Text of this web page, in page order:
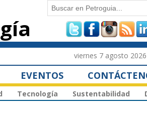
Formulario de
búsqueda
Buscar
viernes 7 agosto
EVENTOS
Tecnología Sustentabilidad